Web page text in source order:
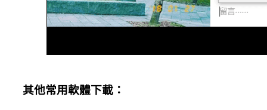
其他常用軟體下載：